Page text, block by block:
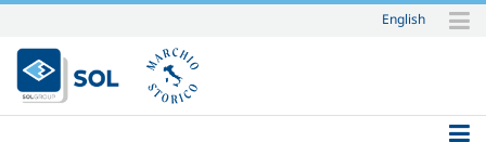
Salta
ai
contenuti.
|
English